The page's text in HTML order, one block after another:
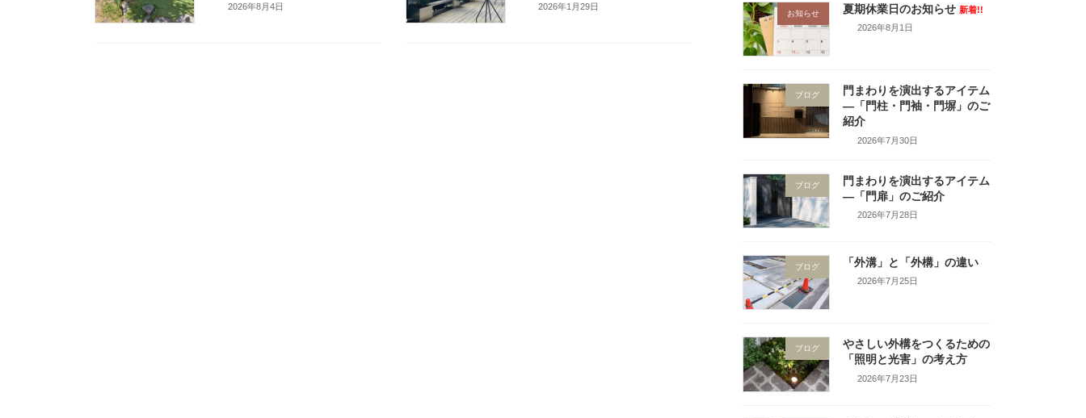
2026年8月4日 2026年1月29日
お知らせ 夏期休業日のお知らせ 新着!!
2026年8月1日
ブログ
門まわりを演出するアイテム
―「門柱・門袖・門塀」のご
紹介
2026年7月30日
ブログ
門まわりを演出するアイテム
―「門扉」のご紹介
2026年7月28日
ブログ 「外溝」と「外構」の違い
2026年7月25日
ブログ
やさしい外構をつくるための
「照明と光害」の考え方
2026年7月23日